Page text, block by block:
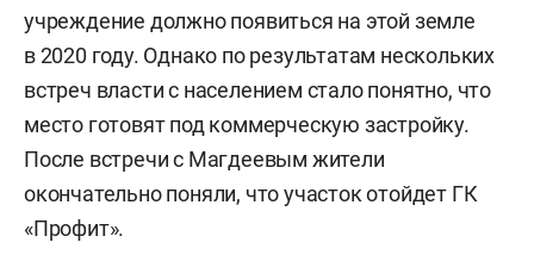
учреждение должно появиться на этой земле
в 2020 году. Однако по результатам нескольких
встреч власти с населением стало понятно, что
место готовят под коммерческую застройку.
После встречи с Магдеевым жители
окончательно поняли, что участок отойдет ГК
«Профит».